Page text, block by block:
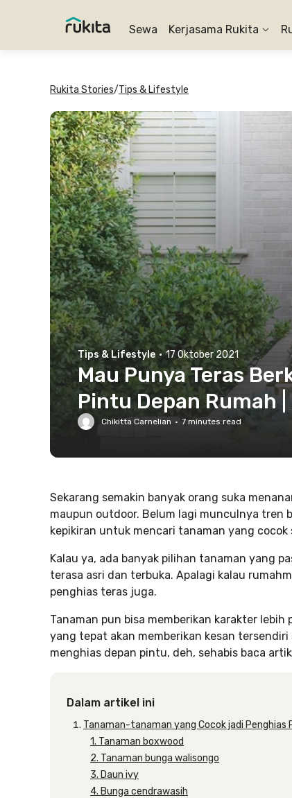
Sewa Kerjasama Rukita
Rukita Stories/Tips & Lifestyle
Tips & Lifestyle · 17 Oktober 2021
Mau Punya Teras
Pintu Depan Rumah
Chikitta Carnelian · 7 minutes read
Sekarang semakin banyak orang suka
maupun outdoor. Belum lagi munculnya tren
kepikiran untuk mencari tanaman yang
Kalau ya, ada banyak pilihan tanaman yang
terasa asri dan terbuka. Apalagi kalau
penghias teras juga.
Tanaman pun bisa memberikan karakter
yang tepat akan memberikan kesan
menghias depan pintu, deh, sehabis baca
Dalam artikel ini
Tanaman-tanaman yang Cocok jadi Penghias
1. Tanaman boxwood
2. Tanaman bunga walisongo
3. Daun ivy
4. Bunga cendrawasih